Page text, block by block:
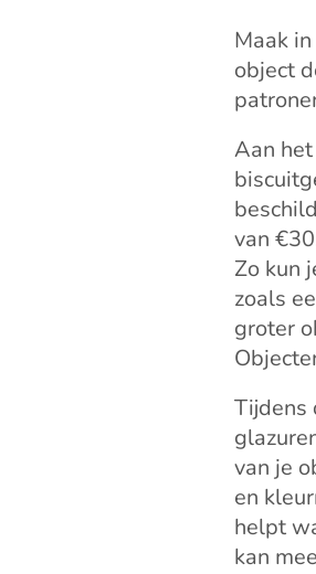
Maak
object
Aan
van
Zo kun
zoals
groter
Tijdens
van je
en
helpt
kan